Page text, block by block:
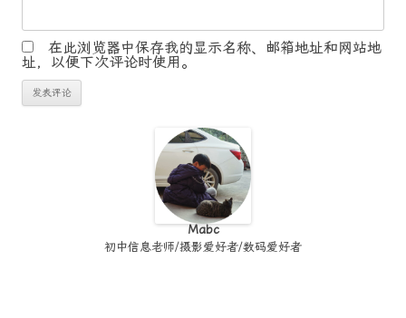
在此浏览器中保存我的显示名称、邮箱地址和网站地
址，以便下次评论时使用。
Mabc
初中信息老师/摄影爱好者/数码爱好者